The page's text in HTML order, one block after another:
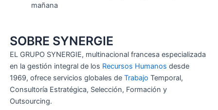
mañana
SOBRE SYNERGIE
EL GRUPO SYNERGIE, multinacional francesa especializada
en la gestión integral de los Recursos Humanos desde
1969, ofrece servicios globales de Trabajo Temporal,
Consultoría Estratégica, Selección, Formación y
Outsourcing.